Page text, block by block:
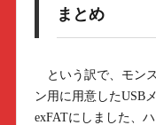
まとめ
という訳で、モン
ン用に用意したUSB
exFATにしました、